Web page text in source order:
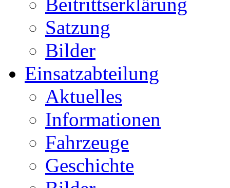
Beitrittserklärung
Satzung
Bilder
Einsatzabteilung
Aktuelles
Informationen
Fahrzeuge
Geschichte